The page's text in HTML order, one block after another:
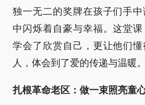
独一无二的奖牌在孩子们手
中闪烁着自豪与幸福。这堂
学会了欣赏自己，更让他们
人，体会到了爱的传递与温暖。
扎根革命老区：做一束照亮童